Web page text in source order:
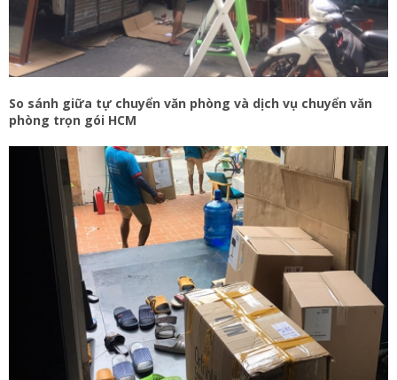
So sánh giữa tự chuyển văn phòng và dịch vụ chuyển văn
phòng trọn gói HCM